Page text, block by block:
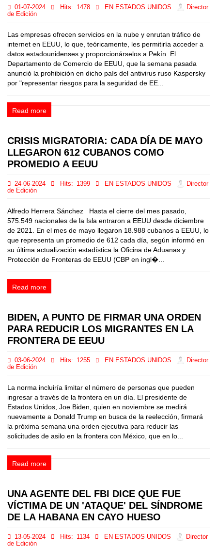
01-07-2024 Hits: 1478 EN ESTADOS UNIDOS
Director
de Edición
Las empresas ofrecen servicios en la nube y enrutan tráfico de
internet en EEUU, lo que, teóricamente, les permitiría acceder a
datos estadounidenses y proporcionárselos a Pekín. El
Departamento de Comercio de EEUU, que la semana pasada
anunció la prohibición en dicho país del antivirus ruso Kaspersky
por "representar riesgos para la seguridad de EE...
Read more
CRISIS MIGRATORIA: CADA DÍA DE MAYO
LLEGARON 612 CUBANOS COMO
PROMEDIO A EEUU
24-06-2024 Hits: 1399 EN ESTADOS UNIDOS
Director
de Edición
Alfredo Herrera Sánchez Hasta el cierre del mes pasado,
575.549 nacionales de la Isla entraron a EEUU desde diciembre
de 2021. En el mes de mayo llegaron 18.988 cubanos a EEUU, lo
que representa un promedio de 612 cada día, según informó en
su última actualización estadística la Oficina de Aduanas y
Protección de Fronteras de EEUU (CBP en ingl�...
Read more
BIDEN, A PUNTO DE FIRMAR UNA ORDEN
PARA REDUCIR LOS MIGRANTES EN LA
FRONTERA DE EEUU
03-06-2024 Hits: 1255 EN ESTADOS UNIDOS
Director
de Edición
La norma incluiría limitar el número de personas que pueden
ingresar a través de la frontera en un día. El presidente de
Estados Unidos, Joe Biden, quien en noviembre se medirá
nuevamente a Donald Trump en busca de la reelección, firmará
la próxima semana una orden ejecutiva para reducir las
solicitudes de asilo en la frontera con México, que en lo...
Read more
UNA AGENTE DEL FBI DICE QUE FUE
VÍCTIMA DE UN 'ATAQUE' DEL SÍNDROME
DE LA HABANA EN CAYO HUESO
13-05-2024 Hits: 1134 EN ESTADOS UNIDOS
Director
de Edición